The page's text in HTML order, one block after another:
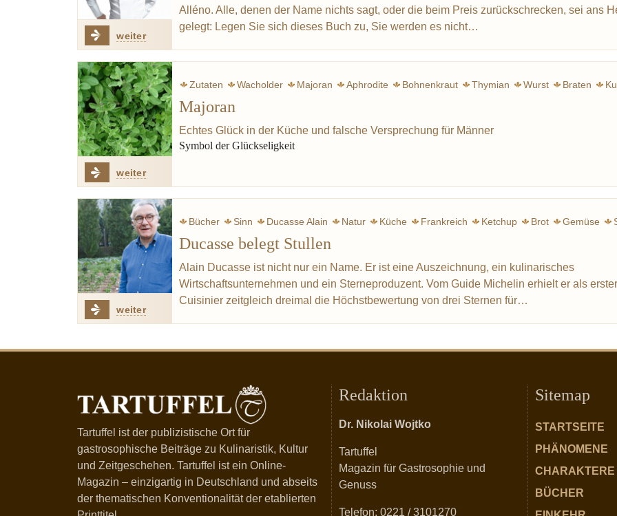
weiter
Alléno. Alle, denen der Name nichts sagt, oder die beim Preis zurückschrecken, sei ans
gelegt: Legen Sie sich dieses Buch zu, Sie werden es nicht…
weiter
Zutaten Wacholder Majoran Aphrodite Bohnenkraut Thymian Wurst Braten
Majoran
Echtes Glück in der Küche und falsche Versprechung für Männer
Symbol der Glückseligkeit
weiter
Bücher Sinn Ducasse Alain Natur Küche Frankreich Ketchup Brot Gemüse
Ducasse belegt Stullen
Alain Ducasse ist nicht nur ein Name. Er ist eine Auszeichnung, ein kulinarisches
Wirtschaftsunternehmen und ein Sterneproduzent. Vom Guide Michelin erhielt er als erster
Cuisinier zeitgleich dreimal die Höchstbewertung von drei Sternen für…
Tartuffel ist der publizistische Ort für
gastrosophische Beiträge zu Kulinaristik, Kultur
und Zeitgeschehen. Tartuffel ist ein Online-
Magazin – einzigartig in Deutschland und abseits
der thematischen Konventionalität der etablierten
Redaktion
Dr. Nikolai Wojtko
Tartuffel
Magazin für Gastrosophie und
Genuss
Telefon: 0221 / 3101270
Sitemap
STARTSEITE
PHÄNOMENE
CHARAKTERE
BÜCHER